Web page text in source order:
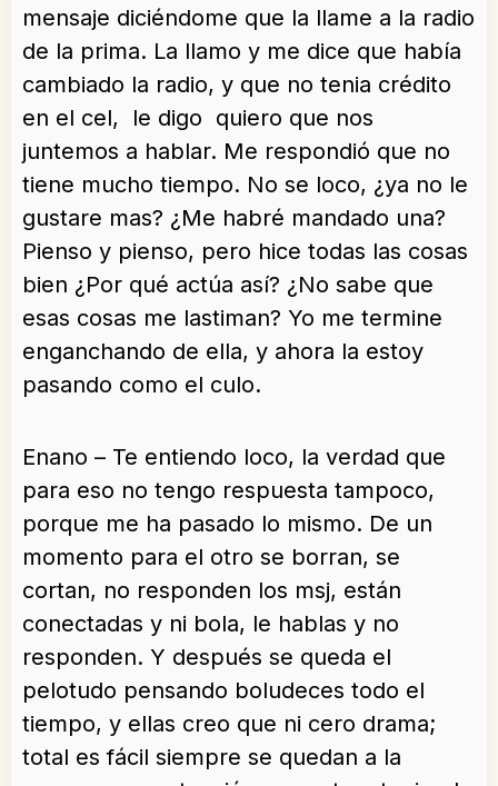
mensaje diciéndome que la llame a la radio
de la prima. La llamo y me dice que había
cambiado la radio, y que no tenia crédito
en el cel, le digo quiero que nos
juntemos a hablar. Me respondió que no
tiene mucho tiempo. No se loco, ¿ya no le
gustare mas? ¿Me habré mandado una?
Pienso y pienso, pero hice todas las cosas
bien ¿Por qué actúa así? ¿No sabe que
esas cosas me lastiman? Yo me termine
enganchando de ella, y ahora la estoy
pasando como el culo.
Enano – Te entiendo loco, la verdad que
para eso no tengo respuesta tampoco,
porque me ha pasado lo mismo. De un
momento para el otro se borran, se
cortan, no responden los msj, están
conectadas y ni bola, le hablas y no
responden. Y después se queda el
pelotudo pensando boludeces todo el
tiempo, y ellas creo que ni cero drama;
total es fácil siempre se quedan a la